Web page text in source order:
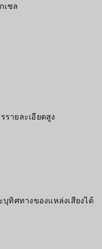
เซล
ายละเอียดสูง
ทิศทางของแหล่งเสียงได้